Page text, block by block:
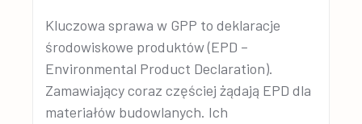
Kluczowa sprawa w GPP to deklaracje
środowiskowe produktów (EPD –
Environmental Product Declaration).
Zamawiający coraz częściej żądają EPD dla
materiałów budowlanych. Ich